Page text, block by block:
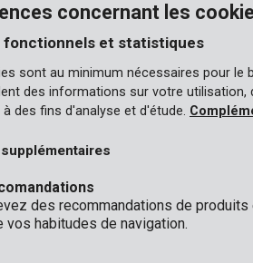
8 - 8 pcs Clé
concernant les
fonctionnels et statistiques
sont au minimum nécessaires pour le
des informations sur votre
à des fins d'analyse et d'étude.
des recommandations de
vos habitudes de navigation.